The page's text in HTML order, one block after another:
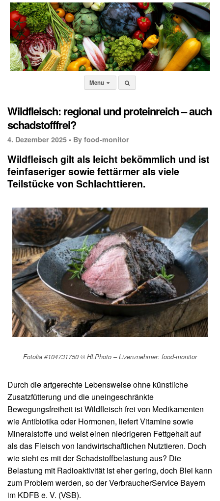
Menu
Wildfleisch: regional und proteinreich – auch
schadstofffrei?
4. Dezember 2025 • By food-monitor
Wildfleisch gilt als leicht bekömmlich und ist
feinfaseriger sowie fettärmer als viele
Teilstücke von Schlachttieren.
Fotolia #104731750 © HLPhoto – Lizenznehmer: food-monitor
Durch die artgerechte Lebensweise ohne künstliche
Zusatzfütterung und die uneingeschränkte
Bewegungsfreiheit ist Wildfleisch frei von Medika­menten
wie Antibiotika oder Hormonen, liefert Vitamine sowie
Mineralstoffe und weist einen niedrigeren Fettgehalt auf
als das Fleisch von landwirtschaftlichen Nutztieren. Doch
wie sieht es mit der Schadstoffbelastung aus? Die
Belastung mit Radioaktivität ist eher gering, doch Blei kann
zum Problem werden, so der VerbraucherService Bayern
im KDFB e. V. (VSB).